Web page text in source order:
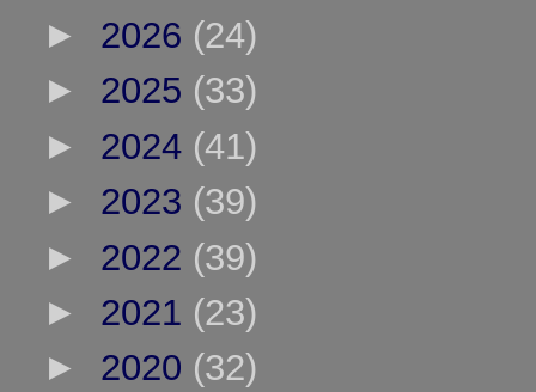
► 2026 (24)
► 2025 (33)
► 2024 (41)
► 2023 (39)
► 2022 (39)
► 2021 (23)
► 2020 (32)